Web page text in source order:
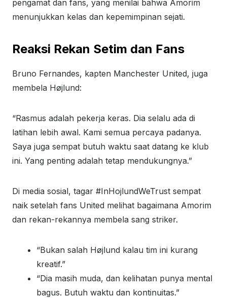
pengamat dan fans, yang menilai bahwa Amorim
menunjukkan kelas dan kepemimpinan sejati.
Reaksi Rekan Setim dan Fans
Bruno Fernandes, kapten Manchester United, juga
membela Højlund:
“Rasmus adalah pekerja keras. Dia selalu ada di
latihan lebih awal. Kami semua percaya padanya.
Saya juga sempat butuh waktu saat datang ke klub
ini. Yang penting adalah tetap mendukungnya.”
Di media sosial, tagar #InHojlundWeTrust sempat
naik setelah fans United melihat bagaimana Amorim
dan rekan-rekannya membela sang striker.
“Bukan salah Højlund kalau tim ini kurang
kreatif.”
“Dia masih muda, dan kelihatan punya mental
bagus. Butuh waktu dan kontinuitas.”